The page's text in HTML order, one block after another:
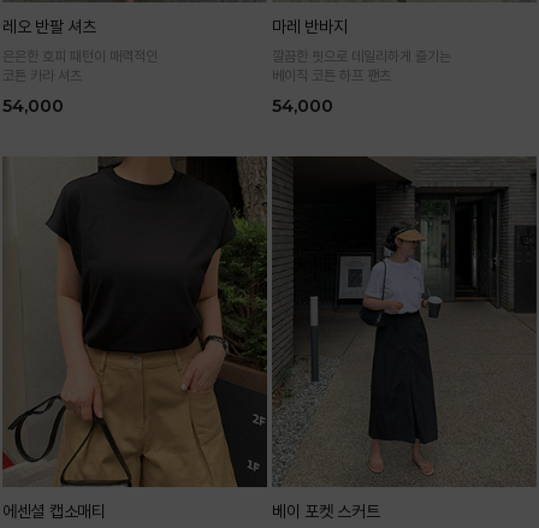
레오 반팔 셔츠
은은한 호피 패턴이 매력적인
코튼 카라 셔츠
54,000
마레 반바지
깔끔한 핏으로 데일리하게 즐기는
베이직 코튼 하프 팬츠
54,000
에센셜 캡소매티 베이 포켓 스커트